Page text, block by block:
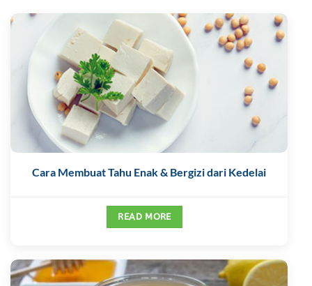
Cara Membuat Tahu Enak & Bergizi dari Kedelai
READ MORE